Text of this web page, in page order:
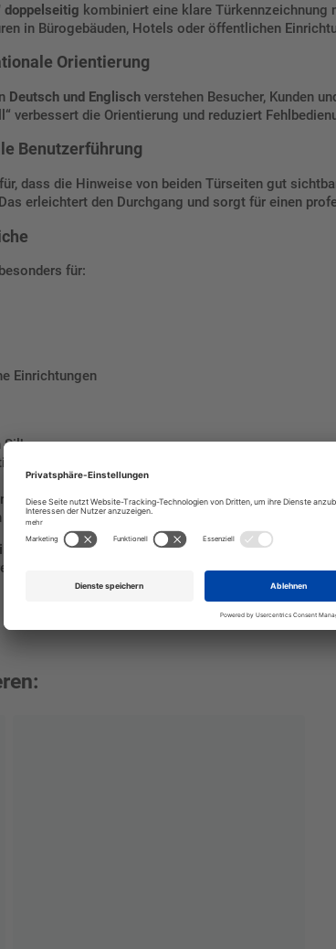
doppelseitig kombiniert eine klare Türkennzeichnung
in Bürogebäuden, Hotels oder öffentlichen
Orientierung
Deutsch und Englisch verstehen Besucher, Kunden
verbessert die Orientierung und reduziert
Benutzerführung
dass die Hinweise von beiden Türseiten gut
erleichtert den Durchgang und sorgt für einen
für:
Einrichtungen
Silber
Verständlichkeit
in Edelstahl-Optik
schaffen Sie eine elegante
Gebäude.